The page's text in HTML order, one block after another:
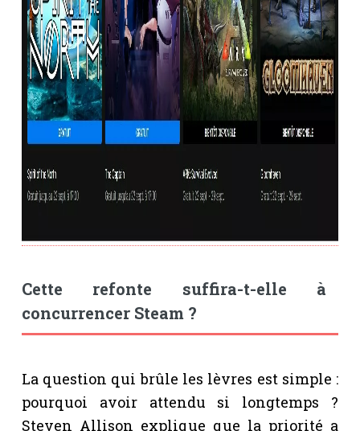
Cette refonte suffira-t-elle à
concurrencer Steam ?
La question qui brûle les lèvres est simple :
pourquoi avoir attendu si longtemps ?
Steven Allison explique que la priorité a